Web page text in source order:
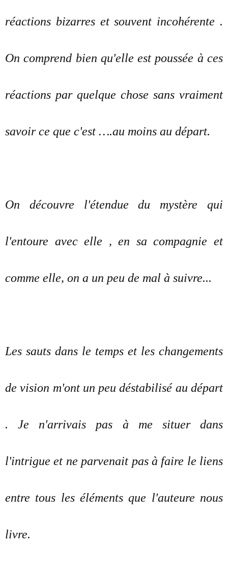
réactions bizarres et souvent incohérente .
On comprend bien qu'elle est poussée à ces
réactions par quelque chose sans vraiment
savoir ce que c'est ….au moins au départ.
On découvre l'étendue du mystère qui
l'entoure avec elle , en sa compagnie et
comme elle, on a un peu de mal à suivre...
Les sauts dans le temps et les changements
de vision m'ont un peu déstabilisé au départ
. Je n'arrivais pas à me situer dans
l'intrigue et ne parvenait pas à faire le liens
entre tous les éléments que l'auteure nous
livre.